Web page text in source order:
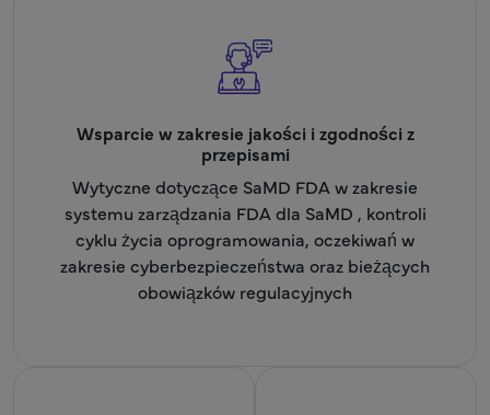
Wsparcie w zakresie jakości i zgodności z
przepisami
Wytyczne dotyczące SaMD FDA w zakresie
systemu zarządzania FDA dla SaMD , kontroli
cyklu życia oprogramowania, oczekiwań w
zakresie cyberbezpieczeństwa oraz bieżących
obowiązków regulacyjnych